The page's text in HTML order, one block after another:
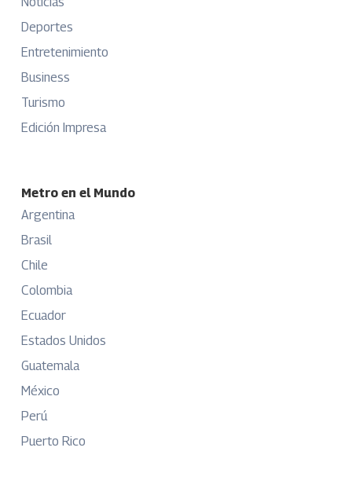
Deportes
Entretenimiento
Business
Turismo
Edición Impresa
Metro en el Mundo
Argentina
Brasil
Chile
Colombia
Ecuador
Estados Unidos
Guatemala
México
Perú
Puerto Rico